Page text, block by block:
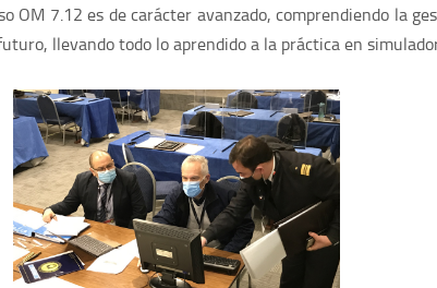
OM 7.12 es de carácter avanzado, comprendiendo la
llevando todo lo aprendido a la práctica en